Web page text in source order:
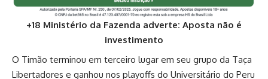
+18 Ministério da Fazenda adverte: Aposta não é
investimento
O Timão terminou em terceiro lugar em seu grupo da Taça
Libertadores e ganhou nos playoffs do Universitário do Peru